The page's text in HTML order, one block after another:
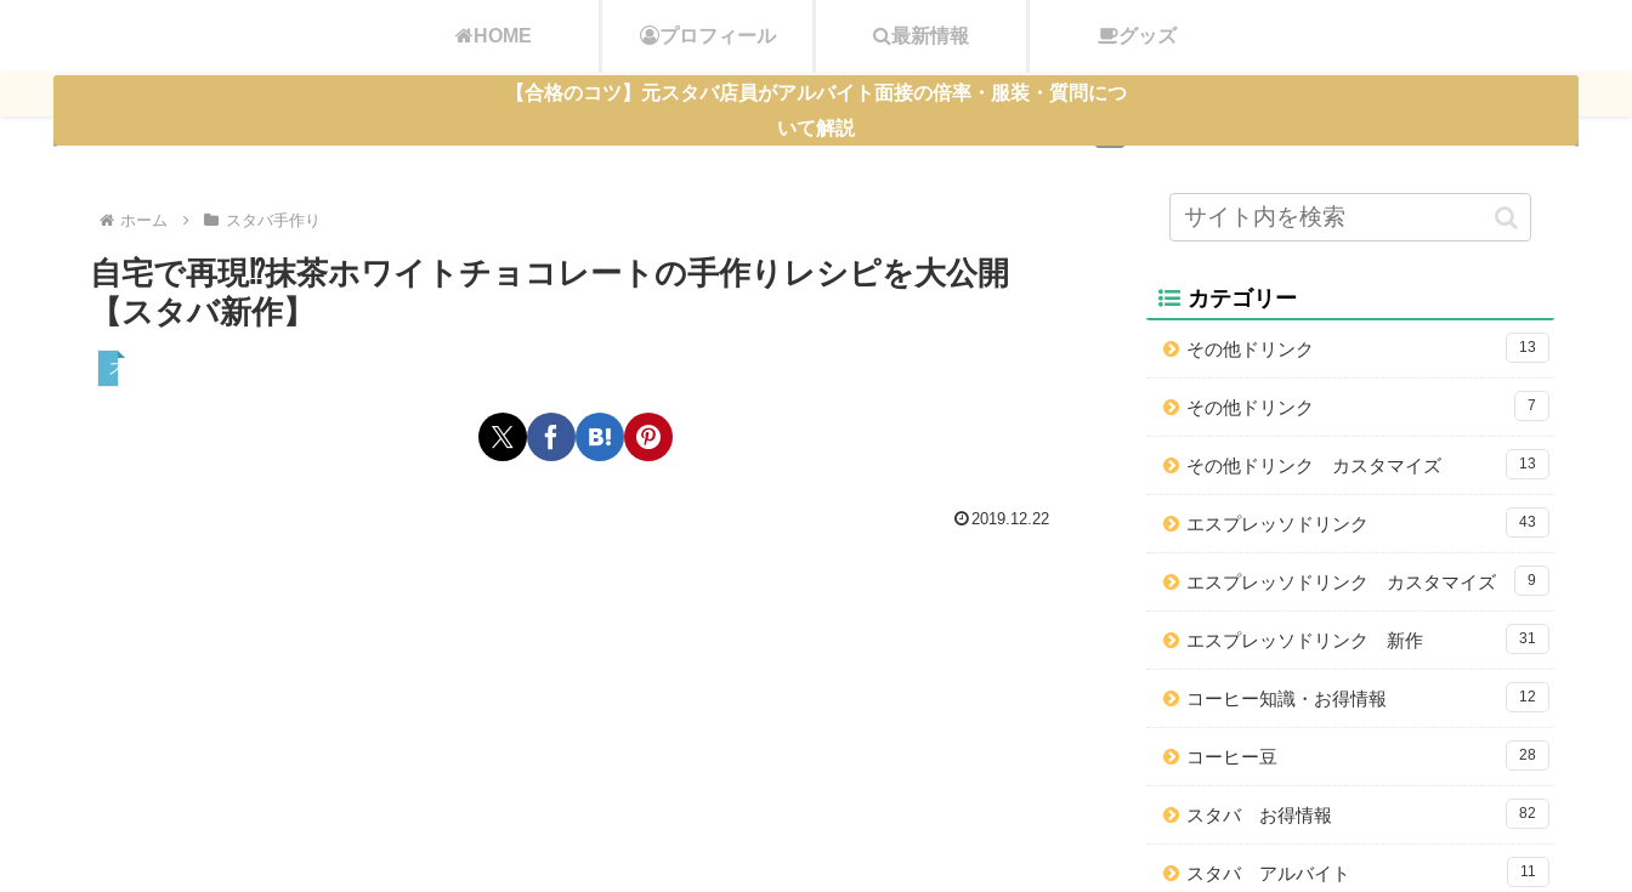
HOME プロフィール 最新情報 グッズ
【合格のコツ】元スタバ店員がアルバイト面接の倍率・服装・質問につ
いて解説
ホーム スタバ手作り
自宅で再現⁉抹茶ホワイトチョコレートの手作りレシピを大公開
【スタバ新作】
スタバ手作り
2019.12.22
カテゴリー
その他ドリンク 13
その他ドリンク 7
その他ドリンク カスタマイズ 13
エスプレッソドリンク 43
エスプレッソドリンク カスタマイズ 9
エスプレッソドリンク 新作 31
コーヒー知識・お得情報 12
コーヒー豆 28
スタバ お得情報 82
スタバ アルバイト 11